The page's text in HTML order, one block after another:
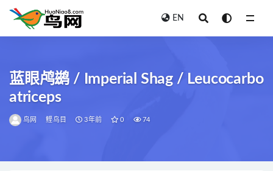
EN
蓝眼鸬鹚 / Imperial Shag / Leucocarbo
atriceps
鸟网 鲣鸟目 3年前 0 74